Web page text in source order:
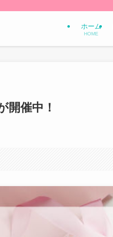
ホーム
HOME
開催中！